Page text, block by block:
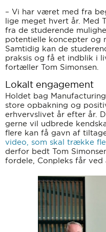
– Vi har været med fra
lige meget hvert år. Med
fra de studerende
potentielle koncepter og
Samtidig kan de
praksis og få et indblik i
fortæller Tom Simonsen.
Lokalt engagement
Holdet bag
store opbakning og
erhvervslivet år efter år.
gerne vil udbrede
flere kan få gavn af
video, som skal trække
derfor bedt Tom
fordele, Conpleks får ved